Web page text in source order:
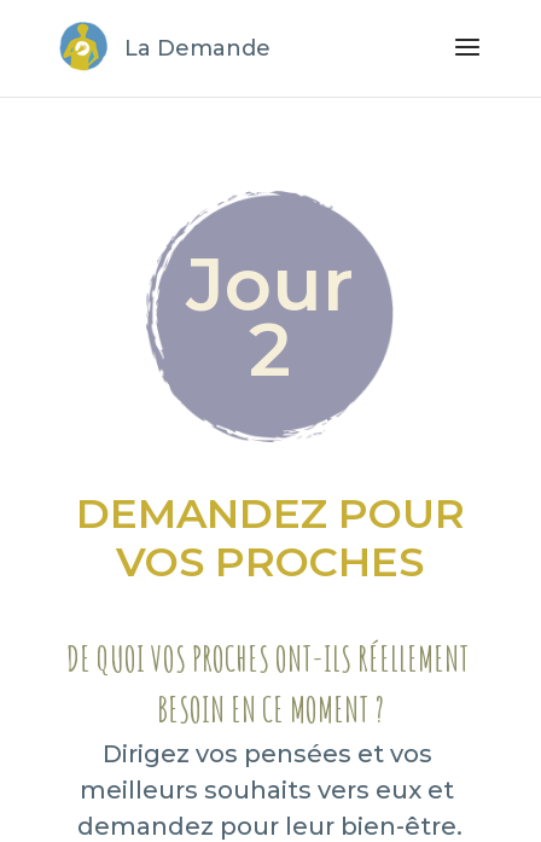
La Demande
Jour
2
DEMANDEZ POUR
VOS PROCHES
DE QUOI VOS PROCHES ONT-ILS RÉELLEMENT
BESOIN EN CE MOMENT ?
Dirigez vos pensées et vos
meilleurs souhaits vers eux et
demandez pour leur bien-être.